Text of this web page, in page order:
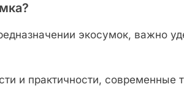
экосумок, важно
и практичности,